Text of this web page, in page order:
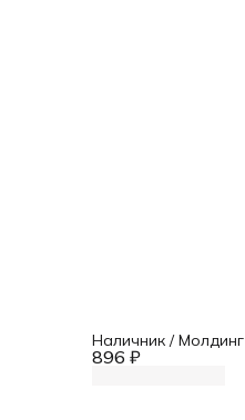
896 ₽
Наличник / Молдинг